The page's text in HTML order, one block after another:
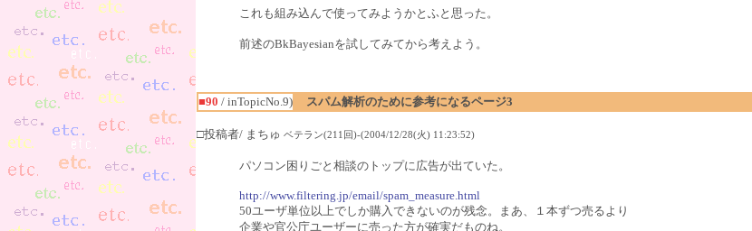
これも組み込んで使ってみようかとふと思った。
前述のBkBayesianを試してみてから考えよう。
■90 / inTopicNo.9)
スパム解析のために参考になるページ3
□投稿者/ まちゅ ベテラン(211回)-(2004/12/28(火) 11:23:52)
パソコン困りごと相談のトップに広告が出ていた。
http://www.filtering.jp/email/spam_measure.html
50ユーザ単位以上でしか購入できないのが残念。まあ、１本ずつ売るより
企業や官公庁ユーザーに売った方が確実だものね。